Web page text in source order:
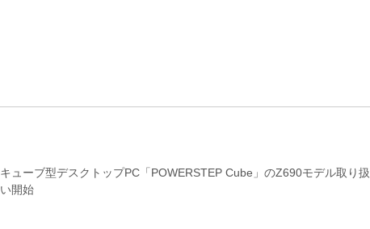
キューブ型デスクトップPC「POWERSTEP Cube」のZ690モデル取り扱
い開始